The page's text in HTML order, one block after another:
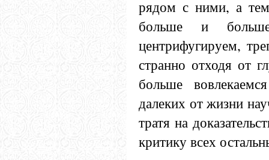
рядом с ними, а
больше и больше
центрифугируем,
странно отходя от
больше
далеких от жизни
тратя на
критику всех